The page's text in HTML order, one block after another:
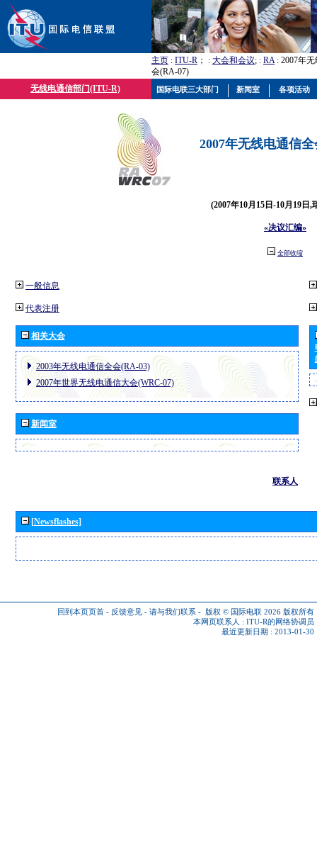
主页 : ITU-R ； : 大会和会议; : RA: 2007年
会(RA-07)
无线电通信部门(ITU-R)
2007年无线电通信
(2007年10月15日-10月19日,
«决议汇编»
全部收缩
一般信息
代表注册
相关大会
2003年无线电通信全会(RA-03)
2007年世界无线电通信大会(WRC-07)
新闻室
联系人
[Newsflashes]
回到本页页首 - 反馈意见 - 请与我们联系 - 版权 © 国际电联 2026 版权所有
本网页联系人 : ITU-R的网络协调员
最近更新日期 : 2013-01-30
国际电联三大部门 新闻室 各项活动